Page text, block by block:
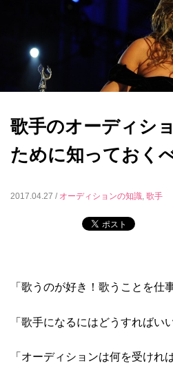
歌手のオーディシ
ために知っておく
2017.04.27 / オーディションの知識, 歌手
「歌うのが好き！歌うことを仕
「歌手になるにはどうすればい
「オーディションは何を受けれ